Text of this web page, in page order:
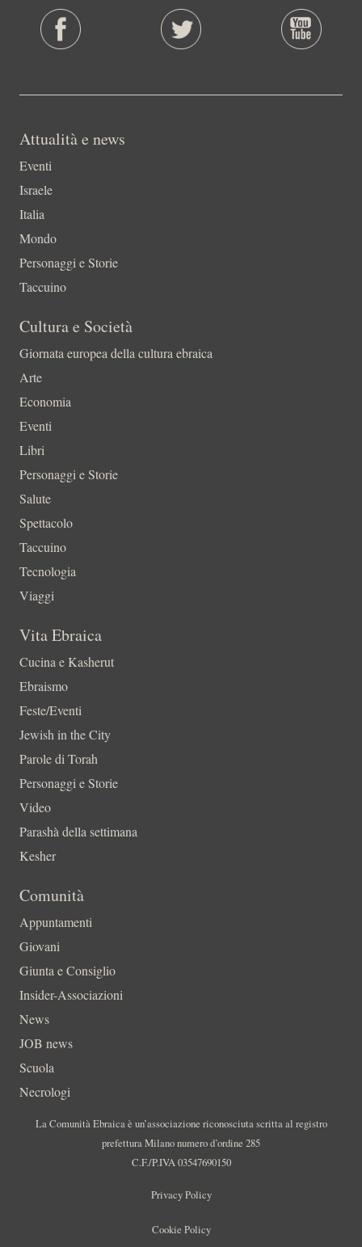
Attualità e news
Eventi
Israele
Italia
Mondo
Personaggi e Storie
Taccuino
Cultura e Società
Giornata europea della cultura ebraica
Arte
Economia
Eventi
Libri
Personaggi e Storie
Salute
Spettacolo
Taccuino
Tecnologia
Viaggi
Vita Ebraica
Cucina e Kasherut
Ebraismo
Feste/Eventi
Jewish in the City
Parole di Torah
Personaggi e Storie
Video
Parashà della settimana
Kesher
Comunità
Appuntamenti
Giovani
Giunta e Consiglio
Insider-Associazioni
News
JOB news
Scuola
Necrologi
La Comunità Ebraica è un’associazione riconosciuta scritta al registro
prefettura Milano numero d’ordine 285
C.F./P.IVA 03547690150
Privacy Policy
Cookie Policy